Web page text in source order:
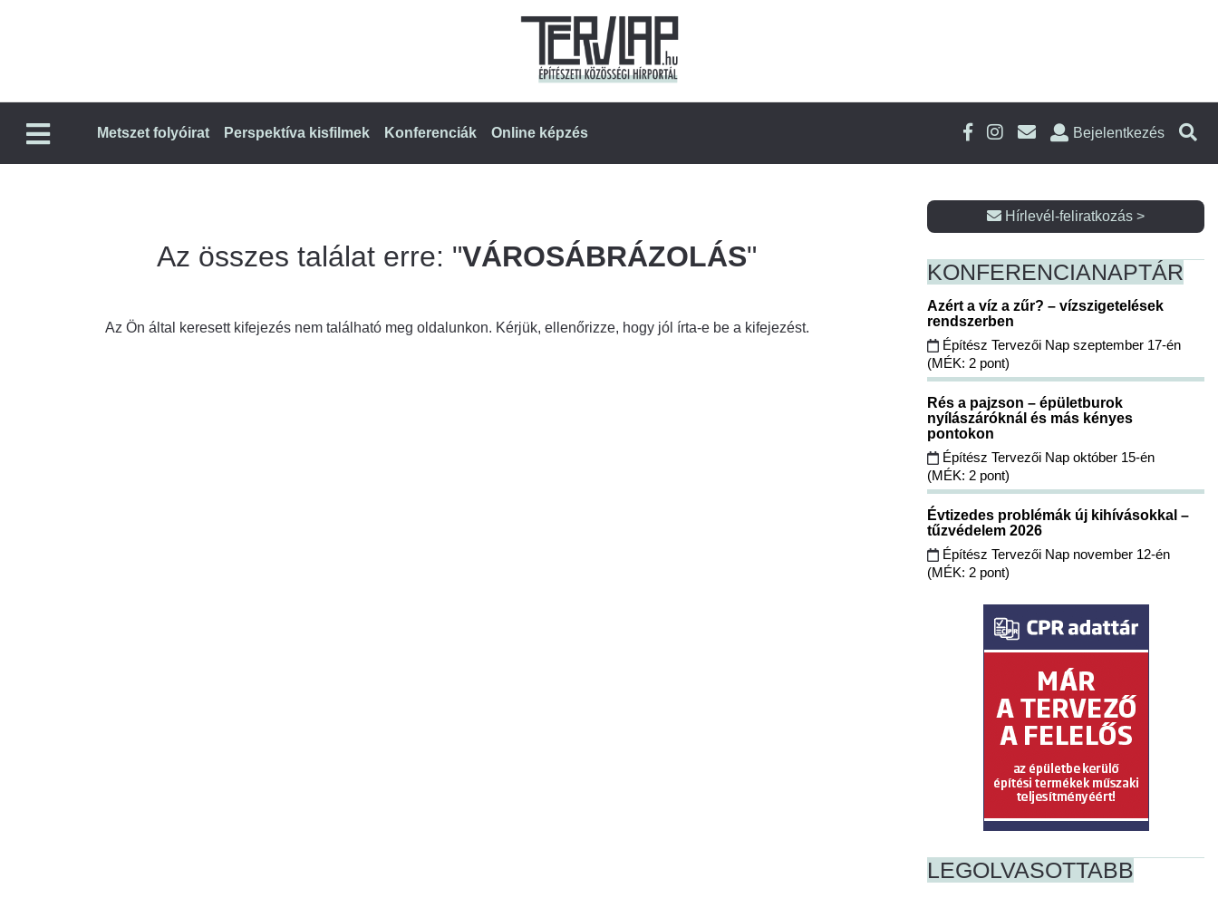
Metszet folyóirat Perspektíva kisfilmek Konferenciák Online képzés Bejelentkezés
Az összes találat erre: "VÁROSÁBRÁZOLÁS"
Az Ön által keresett kifejezés nem található meg oldalunkon. Kérjük, ellenőrizze, hogy jól írta-e be a kifejezést.
Hírlevél-feliratkozás >
KONFERENCIANAPTÁR
Azért a víz a zűr? – vízszigetelések
rendszerben
Építész Tervezői Nap szeptember 17-én
(MÉK: 2 pont)
Rés a pajzson – épületburok
nyílászáróknál és más kényes
pontokon
Építész Tervezői Nap október 15-én
(MÉK: 2 pont)
Évtizedes problémák új kihívásokkal –
tűzvédelem 2026
Építész Tervezői Nap november 12-én
(MÉK: 2 pont)
LEGOLVASOTTABB